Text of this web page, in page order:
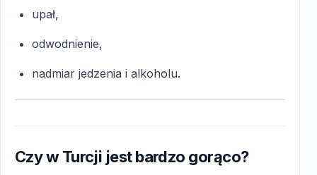
upał,
odwodnienie,
nadmiar jedzenia i alkoholu.
Czy w Turcji jest bardzo gorąco?